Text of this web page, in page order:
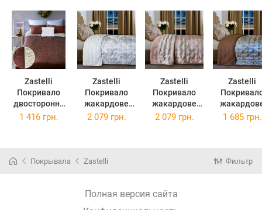
Zastelli
Покривало
двостороннє
паянное шовк
Zastelli
Покривало
жакардове
JQ10 220х240
Zastelli
Покривало
жакардове
JQ15 22х*240
Zastelli
JQ16
1 416 грн. 2 079 грн. 2 079 грн. 1 685 грн.
Покрывала Zastelli Фильтр
Полная версия сайта